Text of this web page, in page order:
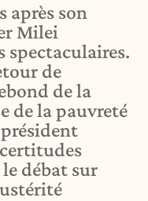
après son
Milei
spectaculaires.
de
de la
de la pauvreté
débat sur